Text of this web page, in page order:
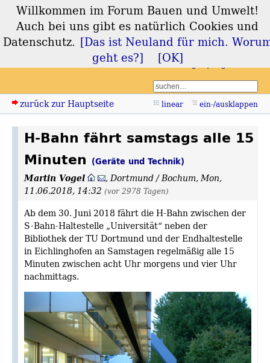
Forum Bauen und
Umwelt
zurück zur Hauptseite linear ein-/ausklappen
H-Bahn fährt samstags alle 15
Minuten (Geräte und Technik)
Martin Vogel ,Dortmund / Bochum,Mon,
11.06.2018, 14:32 (vor 2978 Tagen)
Ab dem 30. Juni 2018 fährt die H-Bahn zwischen der
S-Bahn-Haltestelle „Universität“ neben der
Bibliothek der TU Dortmund und der Endhaltestelle
in Eichlinghofen an Samstagen regelmäßig alle 15
Minuten zwischen acht Uhr morgens und vier Uhr
nachmittags.
Willkommen im Forum Bauen und Umwelt!
Auch bei uns gibt es natürlich Cookies und
Datenschutz. [Das ist Neuland für mich.
geht es?]
[OK]